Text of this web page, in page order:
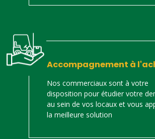
Accompagnement à
Nos commerciaux sont à votre
disposition pour étudier votre
au sein de vos locaux et vous
la meilleure solution